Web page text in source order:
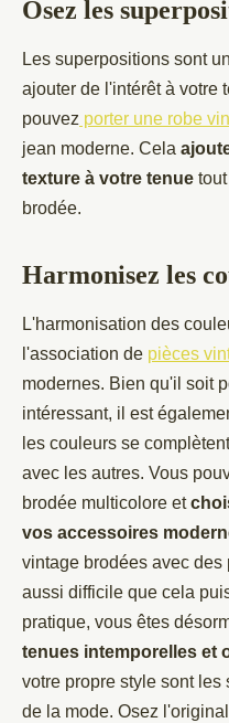
Osez les
Les superpositions sont
ajouter de l'intérêt à votre
pouvez porter une robe
jean moderne. Cela
texture à votre tenue
brodée.
Harmonisez les
L'harmonisation des
l'association de pièces
modernes. Bien qu'il soit
intéressant, il est
les couleurs se
avec les autres. Vous
brodée multicolore et
vos accessoires
vintage brodées avec
aussi difficile que cela
pratique, vous êtes
tenues intemporelles et
votre propre style sont
de la mode. Osez